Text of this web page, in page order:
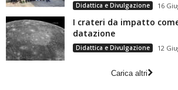
Didattica e Divulgazione 16
I crateri da impatto
datazione
Didattica e Divulgazione 12
Carica altri